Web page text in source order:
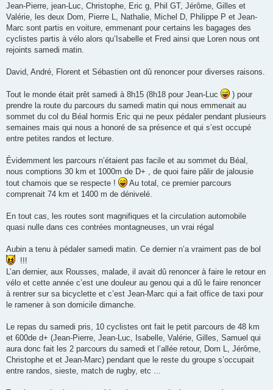
Jean-Pierre, jean-Luc, Christophe, Eric g, Phil GT, Jérôme, Gilles et
Valérie, les deux Dom, Pierre L, Nathalie, Michel D, Philippe P et Jean-
Marc sont partis en voiture, emmenant pour certains les bagages des
cyclistes partis à vélo alors qu’Isabelle et Fred ainsi que Loren nous ont
rejoints samedi matin.
David, André, Florent et Sébastien ont dû renoncer pour diverses raisons.
Tout le monde était prêt samedi à 8h15 (8h18 pour Jean-Luc
) pour
prendre la route du parcours du samedi matin qui nous emmenait au
sommet du col du Béal hormis Eric qui ne peux pédaler pendant plusieurs
semaines mais qui nous a honoré de sa présence et qui s’est occupé
entre petites randos et lecture.
Évidemment les parcours n’étaient pas facile et au sommet du Béal,
nous comptions 30 km et 1000m de D+ , de quoi faire pâlir de jalousie
tout chamois que se respecte !
Au total, ce premier parcours
comprenait 74 km et 1400 m de dénivelé.
En tout cas, les routes sont magnifiques et la circulation automobile
quasi nulle dans ces contrées montagneuses, un vrai régal
Aubin a tenu à pédaler samedi matin. Ce dernier n’a vraiment pas de bol
!!!
L’an dernier, aux Rousses, malade, il avait dû renoncer à faire le retour en
vélo et cette année c’est une douleur au genou qui a dû le faire renoncer
à rentrer sur sa bicyclette et c’est Jean-Marc qui a fait office de taxi pour
le ramener à son domicile dimanche.
Le repas du samedi pris, 10 cyclistes ont fait le petit parcours de 48 km
et 600de d+ (Jean-Pierre, Jean-Luc, Isabelle, Valérie, Gilles, Samuel qui
aura donc fait les 2 parcours du samedi et l’allée retour, Dom L, Jérôme,
Christophe et et Jean-Marc) pendant que le reste du groupe s’occupait
entre randos, sieste, match de rugby, etc ...